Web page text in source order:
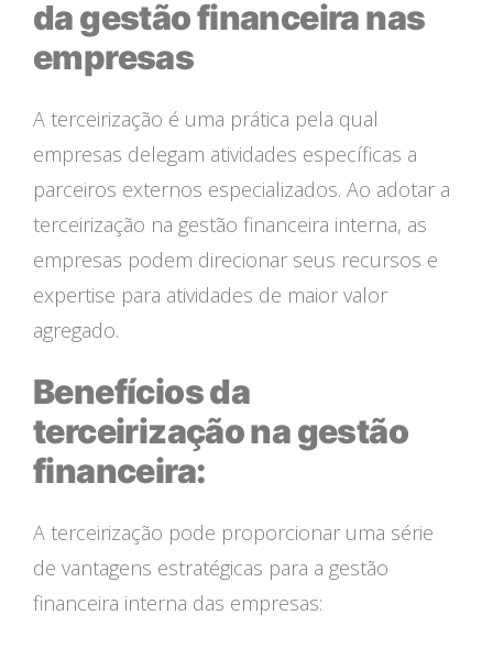
da gestão financeira nas
empresas
A terceirização é uma prática pela qual
empresas delegam atividades específicas a
parceiros externos especializados. Ao adotar a
terceirização na gestão financeira interna, as
empresas podem direcionar seus recursos e
expertise para atividades de maior valor
agregado.
Benefícios da
terceirização na gestão
financeira:
A terceirização pode proporcionar uma série
de vantagens estratégicas para a gestão
financeira interna das empresas: